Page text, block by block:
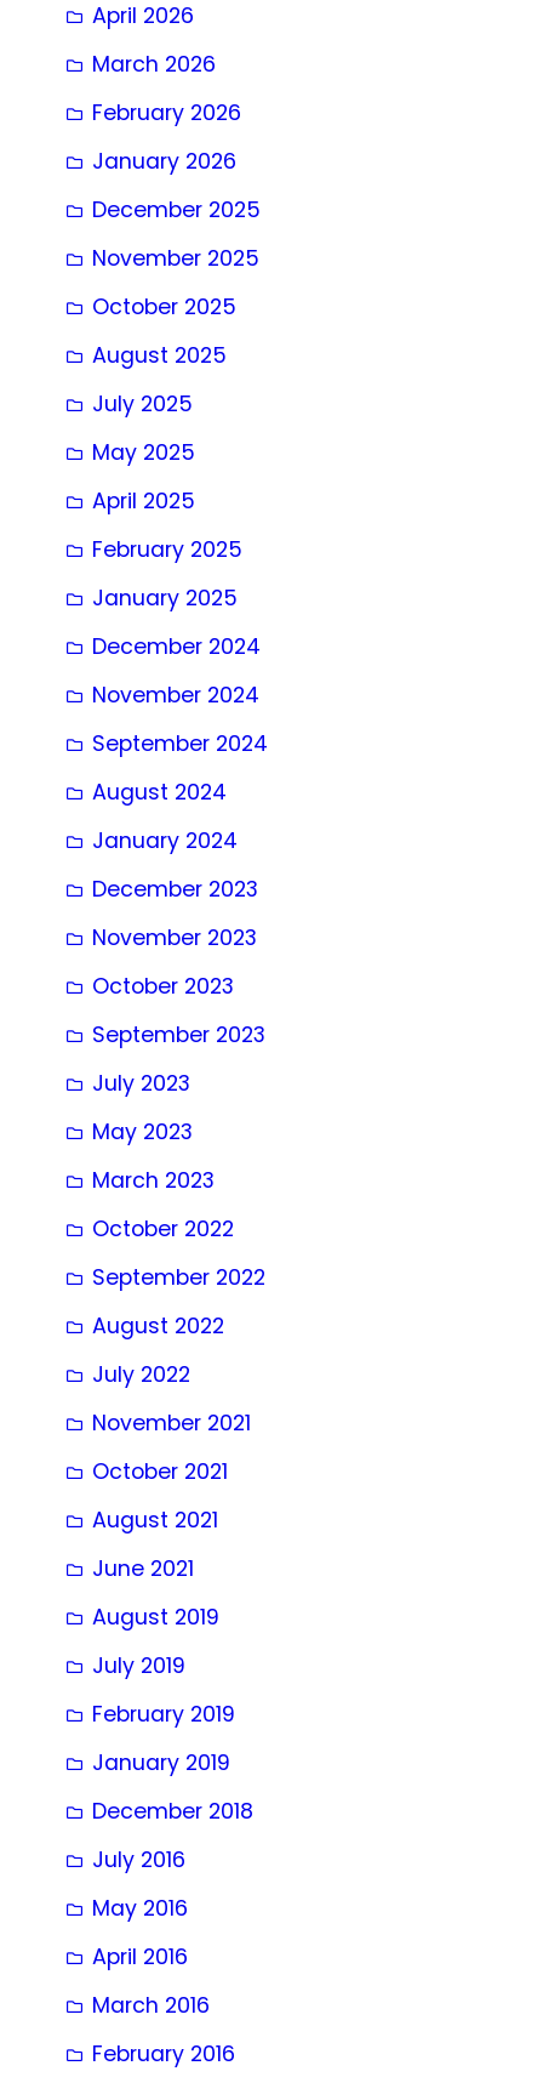
April 2026
March 2026
February 2026
January 2026
December 2025
November 2025
October 2025
August 2025
July 2025
May 2025
April 2025
February 2025
January 2025
December 2024
November 2024
September 2024
August 2024
January 2024
December 2023
November 2023
October 2023
September 2023
July 2023
May 2023
March 2023
October 2022
September 2022
August 2022
July 2022
November 2021
October 2021
August 2021
June 2021
August 2019
July 2019
February 2019
January 2019
December 2018
July 2016
May 2016
April 2016
March 2016
February 2016